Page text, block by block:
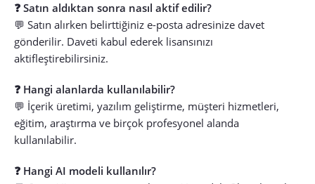
❓ Satın aldıktan sonra nasıl aktif edilir?
💬 Satın alırken belirttiğiniz e-posta adresinize davet
gönderilir. Daveti kabul ederek lisansınızı
aktifleştirebilirsiniz.
❓ Hangi alanlarda kullanılabilir?
💬 İçerik üretimi, yazılım geliştirme, müşteri hizmetleri,
eğitim, araştırma ve birçok profesyonel alanda
kullanılabilir.
❓ Hangi AI modeli kullanılır?